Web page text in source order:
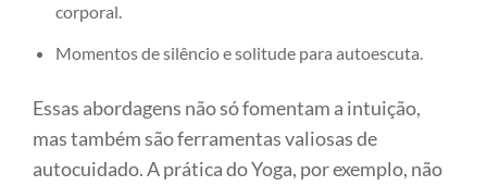
corporal.
Momentos de silêncio e solitude para autoescuta.
Essas abordagens não só fomentam a intuição,
mas também são ferramentas valiosas de
autocuidado. A prática do Yoga, por exemplo, não